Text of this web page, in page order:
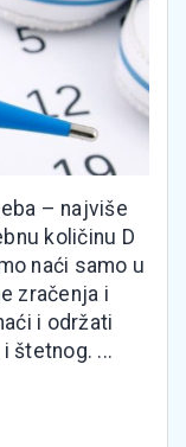
– najviše
količinu D
naći samo u
zračenja i
i održati
štetnog. ...